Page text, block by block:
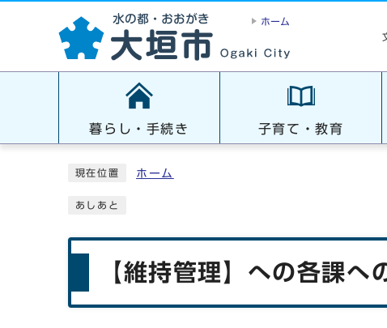
ホーム
暮らし・手続き 子育て・教育
現在位置 ホーム
あしあと
【維持管理】への各課